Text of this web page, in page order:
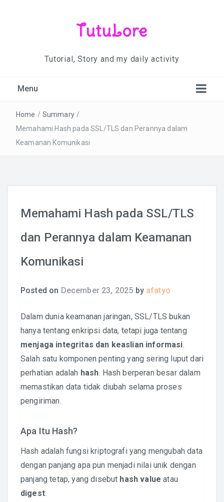
TutuLore
Tutorial, Story and my daily activity
Menu
Home / Summary /
Memahami Hash pada SSL/TLS dan Perannya dalam
Keamanan Komunikasi
Memahami Hash pada SSL/TLS
dan Perannya dalam Keamanan
Komunikasi
Posted on December 23, 2025 by afatyo
Dalam dunia keamanan jaringan, SSL/TLS bukan
hanya tentang enkripsi data, tetapi juga tentang
menjaga integritas dan keaslian informasi.
Salah satu komponen penting yang sering luput dari
perhatian adalah hash. Hash berperan besar dalam
memastikan data tidak diubah selama proses
pengiriman.
Apa Itu Hash?
Hash adalah fungsi kriptografi yang mengubah data
dengan panjang apa pun menjadi nilai unik dengan
panjang tetap, yang disebut hash value atau
digest.